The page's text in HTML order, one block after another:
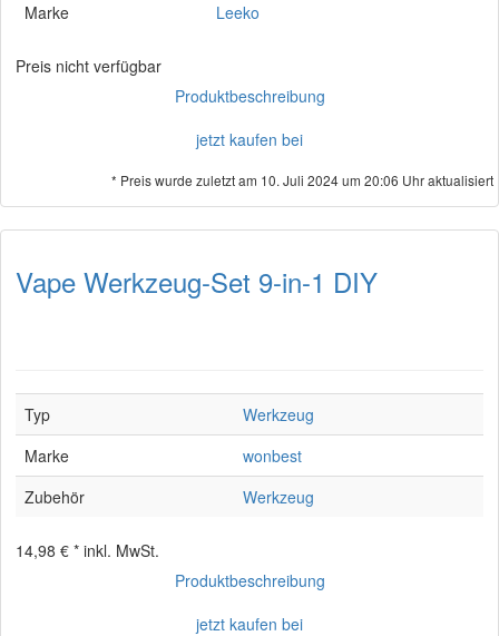
Marke
Leeko
Preis nicht verfügbar
Produktbeschreibung
jetzt kaufen bei
* Preis wurde zuletzt am 10. Juli 2024 um 20:06 Uhr aktualisiert
Vape Werkzeug-Set 9-in-1 DIY
Typ
Werkzeug
Marke
wonbest
Zubehör
Werkzeug
14,98 € * inkl. MwSt.
Produktbeschreibung
jetzt kaufen bei